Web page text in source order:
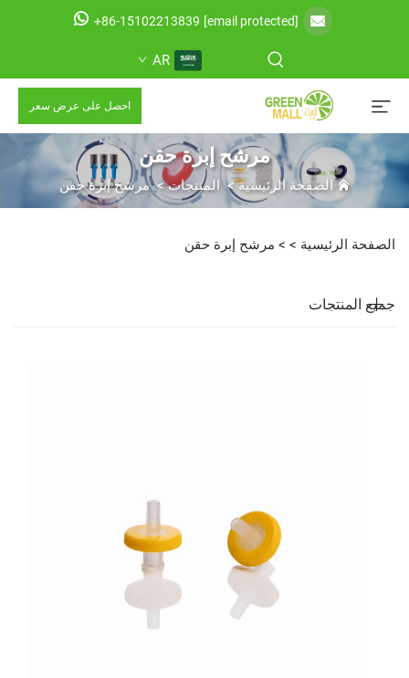
[email protected]
+86-15102213839
AR
احصل على عرض سعر
مرشح إبرة حقن
الصفحة الرئيسية>المنتجات>مرشح إبرة حقن
الصفحة الرئيسية > > مرشح إبرة حقن
جميع المنتجات